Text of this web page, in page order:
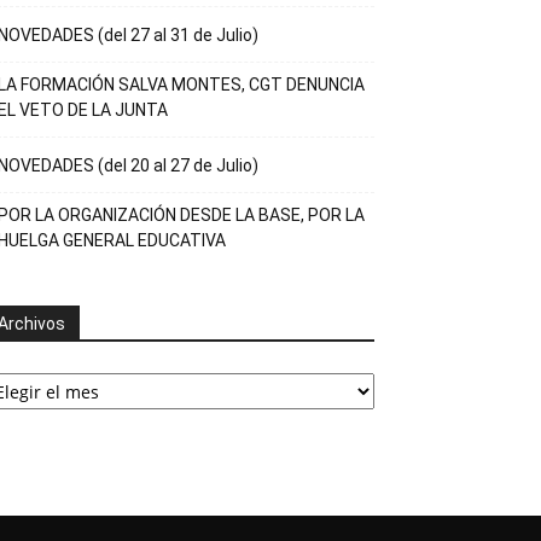
(del 27 al 31 de Julio)
FORMACIÓN SALVA MONTES, CGT DENUNCIA
VETO DE LA JUNTA
(del 20 al 27 de Julio)
LA ORGANIZACIÓN DESDE LA BASE, POR LA
GENERAL EDUCATIVA